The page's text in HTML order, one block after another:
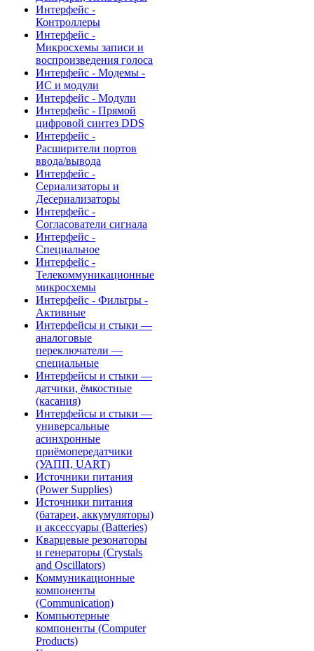
Интерфейс -
Контроллеры
Интерфейс -
Микросхемы записи и
воспроизведения голоса
Интерфейс - Модемы -
ИС и модули
Интерфейс - Модули
Интерфейс - Прямой
цифровой синтез DDS
Интерфейс -
Расширители портов
ввода/вывода
Интерфейс -
Сериализаторы и
Десериализаторы
Интерфейс -
Согласователи сигнала
Интерфейс -
Специальное
Интерфейс -
Телекоммуникационные
микросхемы
Интерфейс - Фильтры -
Активные
Интерфейсы и стыки —
аналоговые
переключатели —
специальные
Интерфейсы и стыки —
датчики, ёмкостные
(касания)
Интерфейсы и стыки —
универсальные
асинхронные
приёмопередатчики
(УАПП, UART)
Источники питания
(Power Supplies)
Источники питания
(батареи, аккумуляторы)
и аксессуары (Batteries)
Кварцевые резонаторы
и генераторы (Crystals
and Oscillators)
Коммуникационные
компоненты
(Communication)
Компьютерные
компоненты (Computer
Products)